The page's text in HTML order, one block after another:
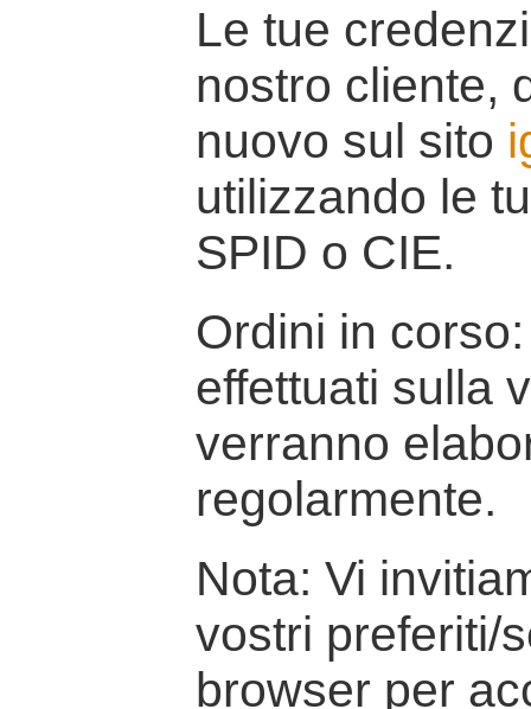
Le tue
nostro cliente,
nuovo sul sito
utilizzando le
SPID o CIE.
Ordini in
effettuati sulla
verranno
regolarmente.
Nota: Vi
vostri preferiti/
browser per